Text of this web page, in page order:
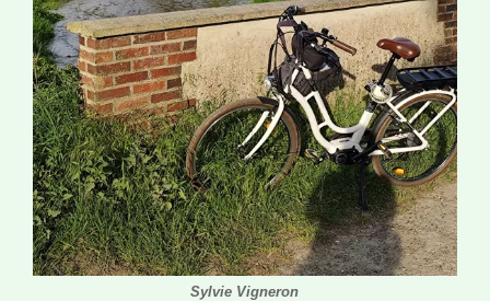
Sylvie Vigneron